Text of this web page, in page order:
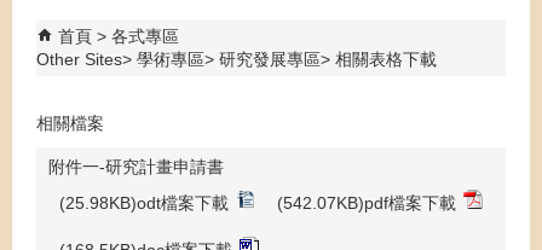
首頁
各式專區
Other Sites
學術專區 研究發展專區 相關表格下載
相關檔案
附件一-研究計畫申請書
(25.98KB)odt檔案下載
(542.07KB)pdf檔案下載